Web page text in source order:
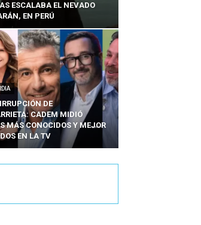
ESCALABA EL NEVADO
EN PERÚ
DE
CADEM MIDIÓ
MÁS CONOCIDOS Y MEJOR
EN LA TV